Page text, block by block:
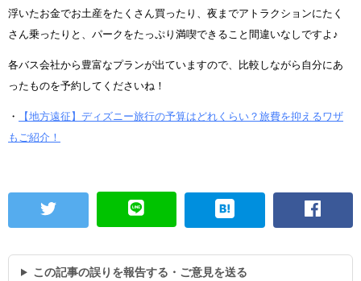
浮いたお金でお土産をたくさん買ったり、夜までアトラクションにたく
さん乗ったりと、パークをたっぷり満喫できること間違いなしですよ♪
各バス会社から豊富なプランが出ていますので、比較しながら自分にあ
ったものを予約してくださいね！
・
【地方遠征】ディズニー旅行の予算はどれくらい？旅費を抑えるワザ
もご紹介！
この記事の誤りを報告する・ご意見を送る